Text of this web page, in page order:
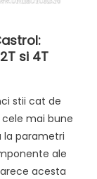
si 4T
stii cat de
mai bune
la parametri
ale
acesta